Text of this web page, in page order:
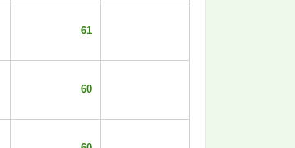
61
60